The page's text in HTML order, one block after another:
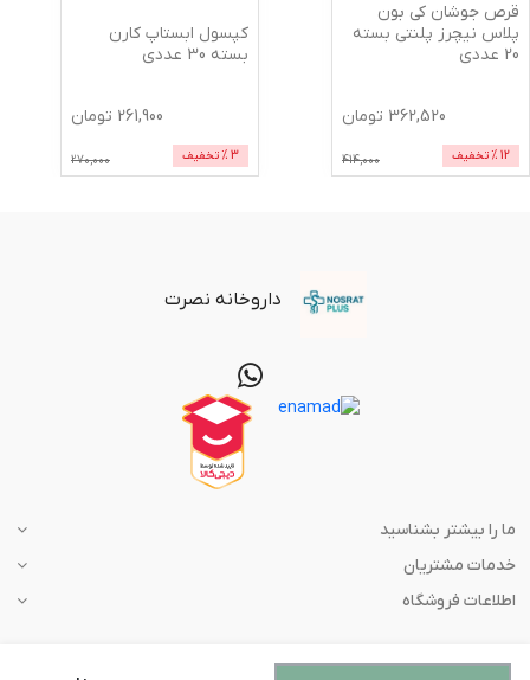
قرص جوشان کی بون
پلاس نیچرز پلنتی بسته
20 عددی
362,520 تومان
12 % تخفیف 414,000
کپسول ابستاپ کارن
بسته 30 عددی
261,900 تومان
3 % تخفیف 270,000
داروخانه نصرت
ما را بیشتر بشناسید
خدمات مشتریان
اطلاعات فروشگاه